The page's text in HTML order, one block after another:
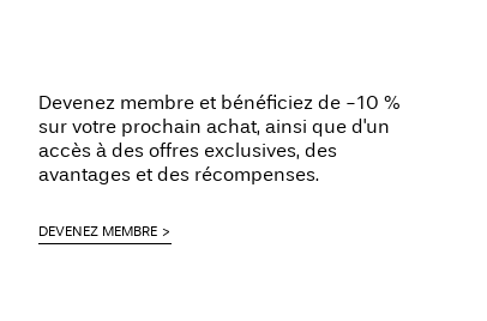
Devenez membre et bénéficiez de -10 %
sur votre prochain achat, ainsi que d'un
accès à des offres exclusives, des
avantages et des récompenses.
DEVENEZ MEMBRE